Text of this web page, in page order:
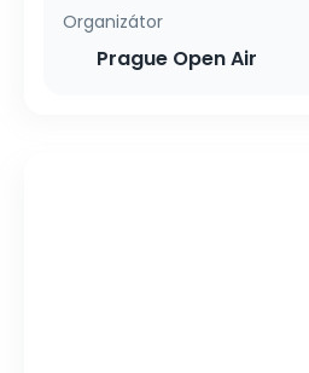
Organizátor
Prague Open Air